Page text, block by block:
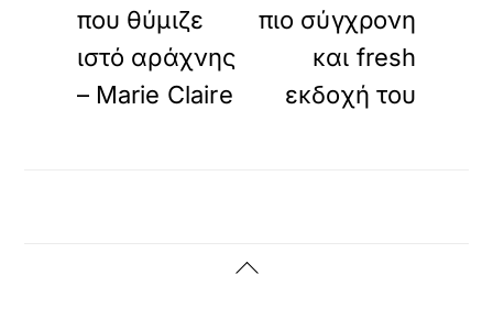
που θύμιζε
ιστό αράχνης
– Marie Claire
πιο σύγχρονη
και fresh
εκδοχή του
Back